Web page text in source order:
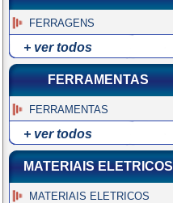
FERRAGENS
+ ver todos
FERRAMENTAS
FERRAMENTAS
+ ver todos
MATERIAIS ELETRICOS
MATERIAIS ELETRICOS